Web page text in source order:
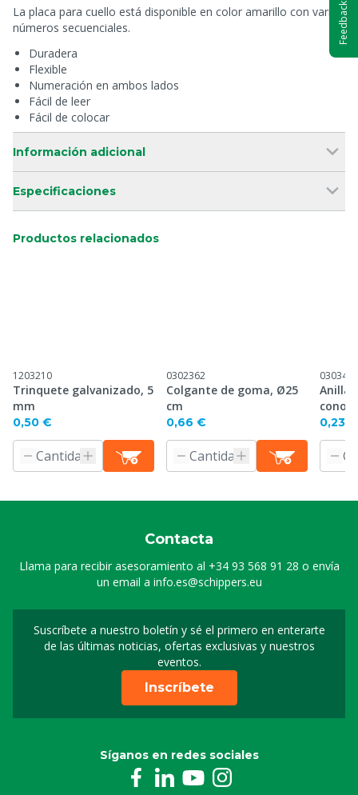
La placa para cuello está disponible en color amarillo con varios
números secuenciales.
Duradera
Flexible
Numeración en ambos lados
Fácil de leer
Fácil de colocar
Información adicional
Especificaciones
Productos relacionados
1203210
Trinquete galvanizado, 5
mm
0,50 €
0302362
Colgante de goma, Ø25
cm
0,66 €
0303462
Anilla
0,23 €
Contacta
Llama para recibir asesoramiento al +34 93 568 91 28 o envía
un email a info.es@schippers.eu
Suscríbete a nuestro boletín y sé el primero en enterarte
de las últimas noticias, ofertas exclusivas y nuestros
eventos.
Suscripción a nuestro
Inscríbete
Síganos en redes sociales
Feedback